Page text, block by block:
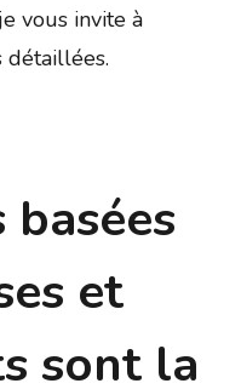
vous invite à
détaillées.
et
sont la